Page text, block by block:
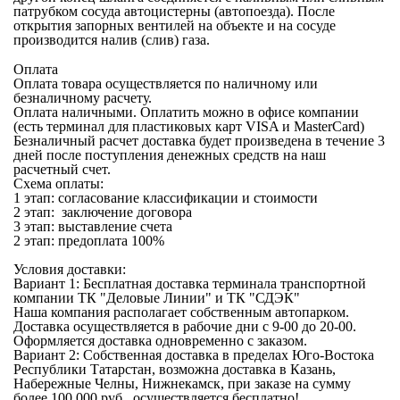
патрубком сосуда автоцистерны (автопоезда). После
открытия запорных вентилей на объекте и на сосуде
производится налив (слив) газа.
Оплата
Оплата товара осуществляется по наличному или
безналичному расчету.
Оплата наличными. Оплатить можно в офисе компании
(есть терминал для пластиковых карт VISA и MasterCard)
Безналичный расчет доставка будет произведена в течение 3
дней после поступления денежных средств на наш
расчетный счет.
Схема оплаты:
1 этап: согласование классификации и стоимости
2 этап: заключение договора
3 этап: выставление счета
2 этап: предоплата 100%
Условия доставки:
Вариант 1: Бесплатная доставка терминала транспортной
компании ТК "Деловые Линии" и ТК "СДЭК"
Наша компания располагает собственным автопарком.
Доставка осуществляется в рабочие дни с 9-00 до 20-00.
Оформляется доставка одновременно с заказом.
Вариант 2: Собственная доставка в пределах Юго-Востока
Республики Татарстан, возможна доставка в Казань,
Набережные Челны, Нижнекамск, при заказе на сумму